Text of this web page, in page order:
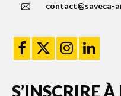
contact@saveca-
S’INSCRIRE